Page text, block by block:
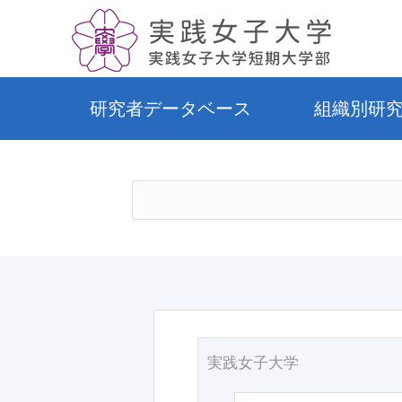
研究者データベース 組織別研
実践女子大学